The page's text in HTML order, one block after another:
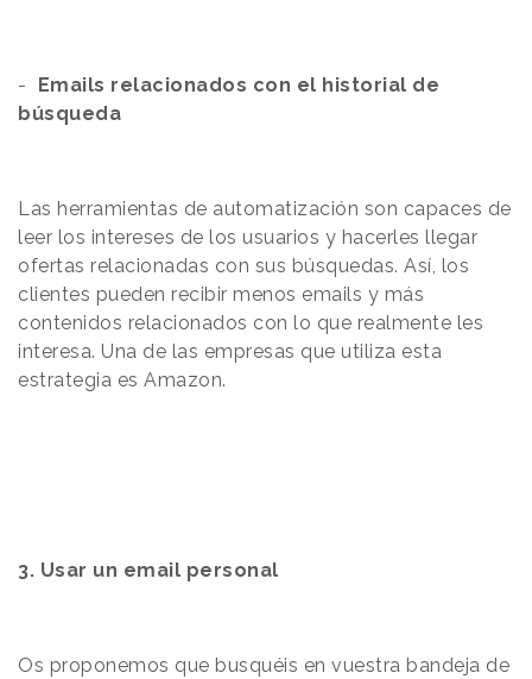
- Emails relacionados con el historial de
búsqueda
Las herramientas de automatización son capaces de
leer los intereses de los usuarios y hacerles llegar
ofertas relacionadas con sus búsquedas. Así, los
clientes pueden recibir menos emails y más
contenidos relacionados con lo que realmente les
interesa. Una de las empresas que utiliza esta
estrategia es Amazon.
3. Usar un email personal
Os proponemos que busquéis en vuestra bandeja de